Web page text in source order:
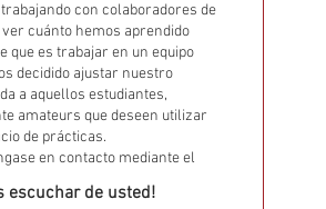
con colaboradores de
cuánto hemos aprendido
que es trabajar en un equipo
decidido ajustar nuestro
a aquellos estudiantes,
amateurs que deseen utilizar
de prácticas.
en contacto mediante el
escuchar de usted!